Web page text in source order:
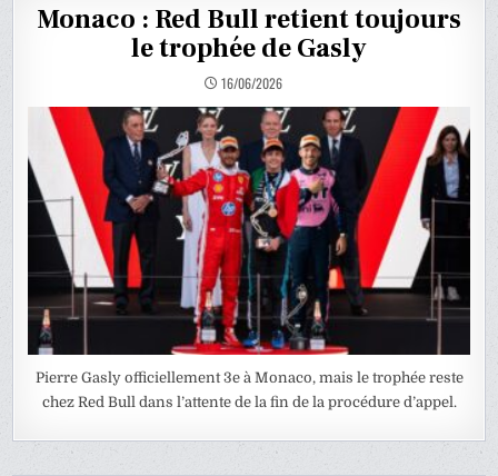
Monaco : Red Bull retient toujours
le trophée de Gasly
16/06/2026
Pierre Gasly officiellement 3e à Monaco, mais le trophée reste
chez Red Bull dans l’attente de la fin de la procédure d’appel.